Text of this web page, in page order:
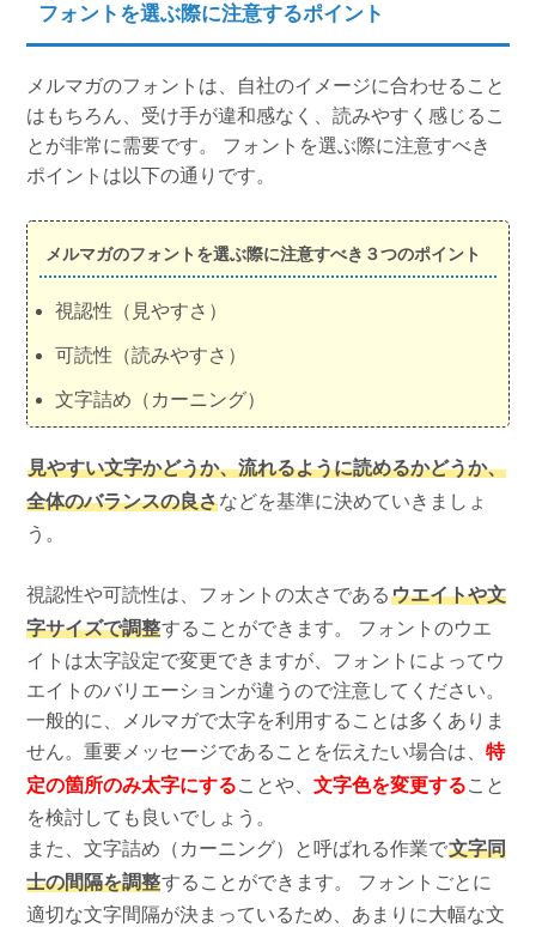
フォントを選ぶ際に注意するポイント
メルマガのフォントは、自社のイメージに合わせること
はもちろん、受け手が違和感なく、読みやすく感じるこ
とが非常に需要です。 フォントを選ぶ際に注意すべき
ポイントは以下の通りです。
メルマガのフォントを選ぶ際に注意すべき３つのポイント
視認性（見やすさ）
可読性（読みやすさ）
文字詰め（カーニング）
見やすい文字かどうか、流れるように読めるかどうか、
全体のバランスの良さなどを基準に決めていきましょ
う。
視認性や可読性は、フォントの太さであるウエイトや文
字サイズで調整することができます。 フォントのウエ
イトは太字設定で変更できますが、フォントによってウ
エイトのバリエーションが違うので注意してください。
一般的に、メルマガで太字を利用することは多くありま
せん。重要メッセージであることを伝えたい場合は、特
定の箇所のみ太字にすることや、文字色を変更すること
を検討しても良いでしょう。
また、文字詰め（カーニング）と呼ばれる作業で文字同
士の間隔を調整することができます。 フォントごとに
適切な文字間隔が決まっているため、あまりに大幅な文